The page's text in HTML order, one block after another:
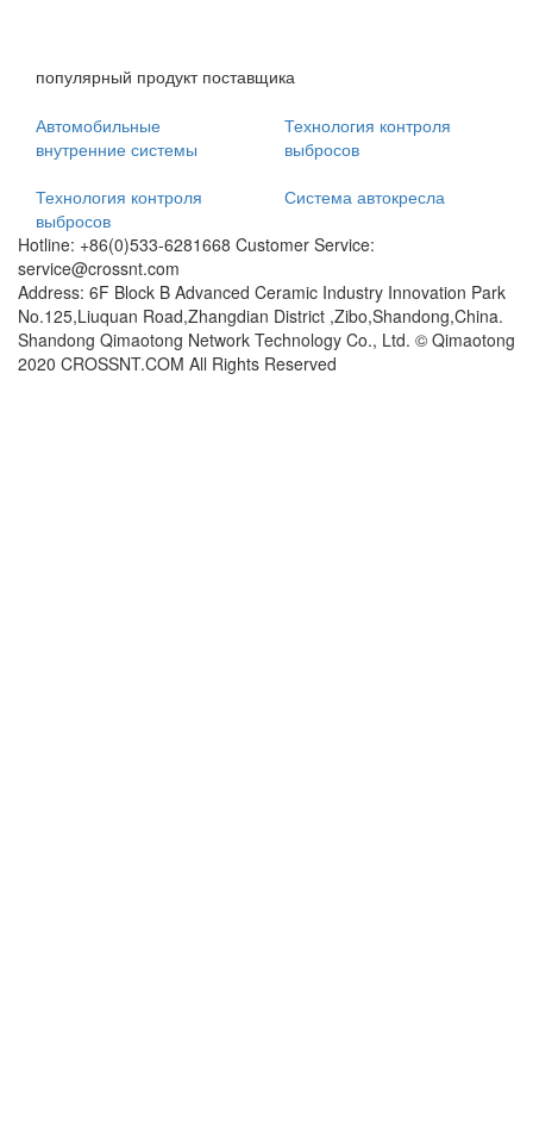
популярный продукт поставщика
Автомобильные
внутренние системы
Технология контроля
выбросов
Технология контроля
выбросов
Система автокресла
Hotline: +86(0)533-6281668 Customer Service:
service@crossnt.com
Address: 6F Block B Advanced Ceramic Industry Innovation Park
No.125,Liuquan Road,Zhangdian District ,Zibo,Shandong,China.
Shandong Qimaotong Network Technology Co., Ltd. © Qimaotong
2020 CROSSNT.COM All Rights Reserved